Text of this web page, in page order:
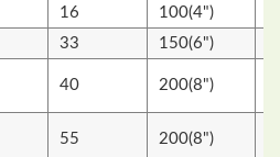
16 100(4")
33 150(6")
40 200(8")
55 200(8")